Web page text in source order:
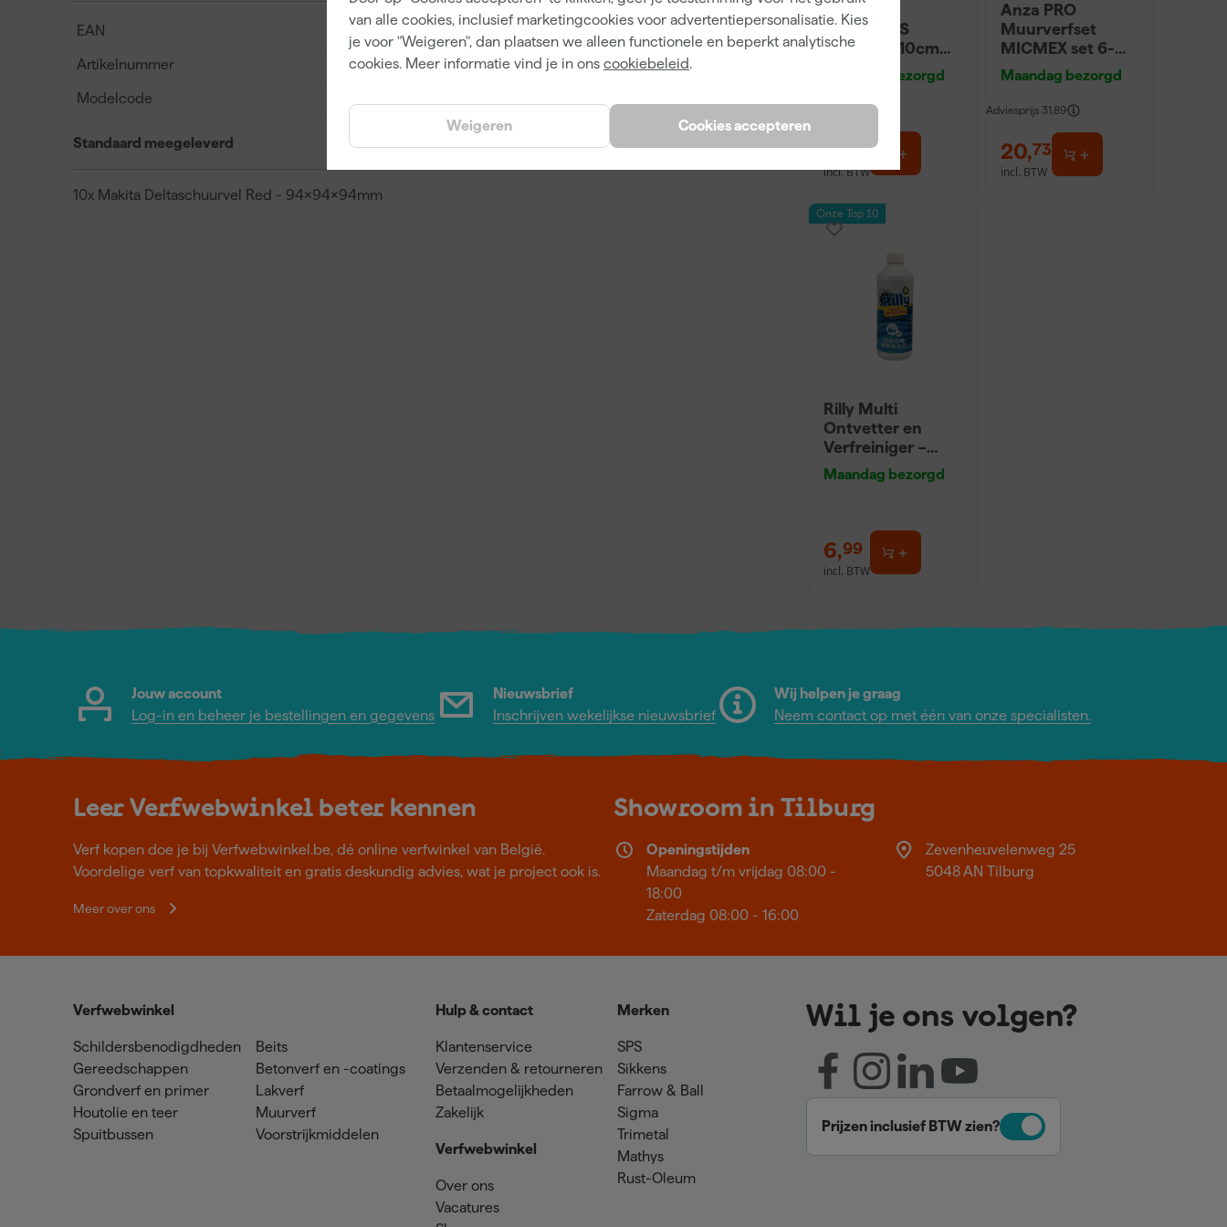
van alle cookies, inclusief marketingcookies voor advertentiepersonalisatie. Kies
je voor "Weigeren", dan plaatsen we alleen functionele en beperkt analytische
cookies. Meer informatie vind je in ons cookiebeleid.
Cookies accepteren
Weigeren
EAN 0088381961431
Artikelnummer
Modelcode
Standaard meegeleverd
10x Makita Deltaschuurvel Red - 94x94x94mm
Go!Paint
Economy S
Verfbak - 10cm
Roller - 15 x 32 cm
+ 5 inzetbakken
Maandag bezorgd
2,99
incl. BTW
Anza PRO
Muurverfset
MICMEX set 6-
delig
Maandag bezorgd
Adviesprijs 31,89
20,73
incl. BTW
Onze Top 10
Rilly Multi
Ontvetter en
Verfreiniger –
0,5L
Maandag bezorgd
6,99
incl. BTW
Jouw account
Log-in en beheer je bestellingen en gegevens
Nieuwsbrief
Inschrijven wekelijkse nieuwsbrief
Wij helpen je graag
Neem contact op met één van onze specialisten.
Leer Verfwebwinkel beter kennen
Verf kopen doe je bij Verfwebwinkel.be, dé online verfwinkel van België.
Voordelige verf van topkwaliteit en gratis deskundig advies, wat je project ook is.
Meer over ons
Showroom in Tilburg
Openingstijden
Maandag t/m vrijdag 08:00 -
18:00
Zaterdag 08:00 - 16:00
Zevenheuvelenweg 25
5048 AN Tilburg
Verfwebwinkel
Schildersbenodigdheden
Gereedschappen
Grondverf en primer
Houtolie en teer
Spuitbussen
Beits
Betonverf en -coatings
Lakverf
Muurverf
Voorstrijkmiddelen
Hulp & contact
Klantenservice
Verzenden & retourneren
Betaalmogelijkheden
Zakelijk
Verfwebwinkel
Over ons
Vacatures
Merken
SPS
Sikkens
Farrow & Ball
Sigma
Trimetal
Mathys
Rust-Oleum
Wil je ons volgen?
Prijzen inclusief BTW zien?